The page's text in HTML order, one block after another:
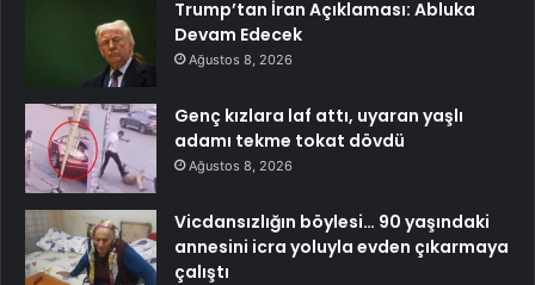
Trump’tan İran Açıklaması: Abluka
Devam Edecek
Ağustos 8, 2026
Genç kızlara laf attı, uyaran yaşlı
adamı tekme tokat dövdü
Ağustos 8, 2026
Vicdansızlığın böylesi… 90 yaşındaki
annesini icra yoluyla evden çıkarmaya
çalıştı